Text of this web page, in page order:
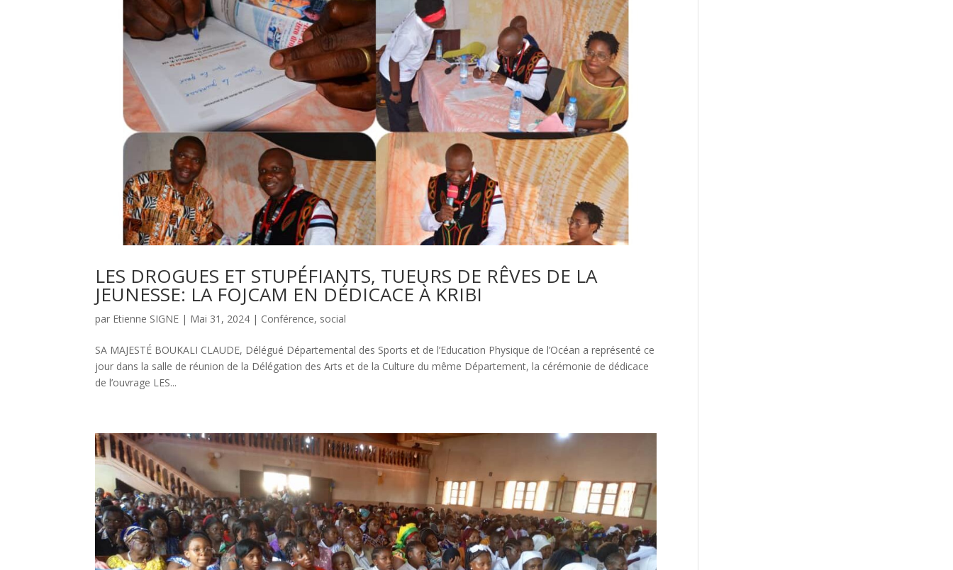
LES DROGUES ET STUPÉFIANTS, TUEURS DE RÊVES DE LA
JEUNESSE: LA FOJCAM EN DÉDICACE À KRIBI
par Etienne SIGNE | Mai 31, 2024 | Conférence, social
SA MAJESTÉ BOUKALI CLAUDE, Délégué Départemental des Sports et de l’Education Physique de l’Océan a représenté ce
jour dans la salle de réunion de la Délégation des Arts et de la Culture du même Département, la cérémonie de dédicace
de l’ouvrage LES...